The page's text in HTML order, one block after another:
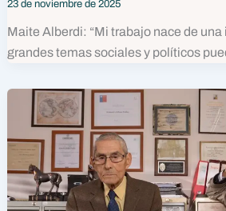
23 de noviembre de 2025
Maite Alberdi: “Mi trabajo nace de
grandes temas sociales y políticos